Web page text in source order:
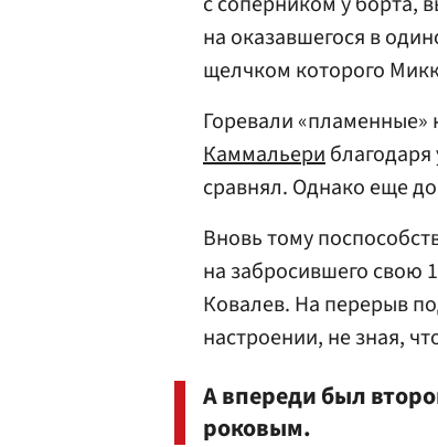
на оказавшегося в
щелчком которого
Горевали
Каммальери
сравнял. Однако еще
Вновь тому
на забросившего свою
Ковалев. На перерыв
настроении, не зная,
А впереди был
роковым.